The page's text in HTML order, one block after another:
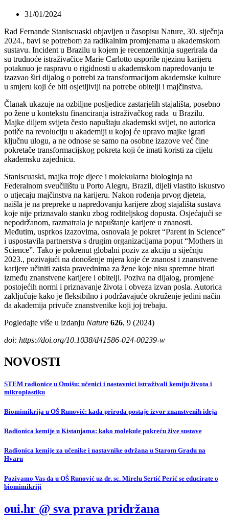
31/01/2024
Rad Fernande Staniscuaski objavljen u časopisu Nature, 30. siječnja
2024., bavi se potrebom za radikalnim promjenama u akademskom
sustavu. Incident u Brazilu u kojem je recenzentkinja sugerirala da
su trudnoće istraživačice Marie Carlotto usporile njezinu karijeru
potaknuo je raspravu o rigidnosti u akademskom napredovanju te
izazvao širi dijalog o potrebi za transformacijom akademske kulture
u smjeru koji će biti osjetljiviji na potrebe obitelji i majčinstva.
Članak ukazuje na ozbiljne posljedice zastarjelih stajališta, posebno
po žene u kontekstu financiranja istraživačkog rada u Brazilu.
Majke diljem svijeta često napuštaju akademski svijet, no autorica
potiče na revoluciju u akademiji u kojoj će upravo majke igrati
ključnu ulogu, a ne odnose se samo na osobne izazove već čine
pokretače transformacijskog pokreta koji će imati koristi za cijelu
akademsku zajednicu.
Staniscuaski, majka troje djece i molekularna biologinja na
Federalnom sveučilištu u Porto Alegru, Brazil, dijeli vlastito iskustvo
o utjecaju majčinstva na karijeru. Nakon rođenja prvog djeteta,
naišla je na prepreke u napredovanju karijere zbog stajališta sustava
koje nije priznavalo stanku zbog roditeljskog dopusta. Osjećajući se
nepodržanom, razmatrala je napuštanje karijere u znanosti.
Međutim, usprkos izazovima, osnovala je pokret “Parent in Science”
i uspostavila partnerstva s drugim organizacijama poput “Mothers in
Science”. Tako je pokrenut globalni poziv za akciju u siječnju
2023., pozivajući na donošenje mjera koje će znanost i znanstvene
karijere učiniti zaista pravednima za žene koje nisu spremne birati
između znanstvene karijere i obitelji. Poziva na dijalog, promjene
postojećih normi i priznavanje života i obveza izvan posla. Autorica
zaključuje kako je fleksibilno i podržavajuće okruženje jedini način
da akademija privuče znanstvenike koji joj trebaju.
Pogledajte više u izdanju Nature 626, 9 (2024)
doi: https://doi.org/10.1038/d41586-024-00239-w
NOVOSTI
STEM radionice u Omišu: učenici i nastavnici istraživali kemiju života i
mikroplastiku
Biomimikrija u OŠ Runović: kada priroda postaje izvor znanstvenih ideja
Radionica kemije u Kistanjama: kako molekule pokreću žive sustave
Radionica kemije za učenike i nastavnike održana u Starom Gradu na
Hvaru
Pozivamo Vas da u OŠ Runović uz dr. sc. Mirelu Sertić Perić se educirate o
biomimikriji
oui.hr @ sva prava pridržana